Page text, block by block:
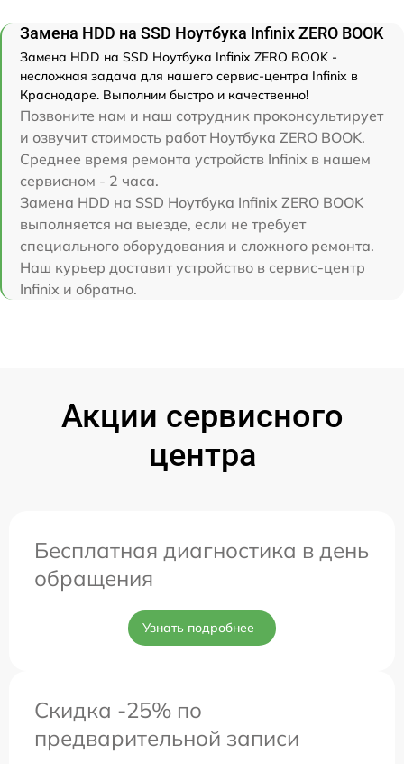
Замена HDD на SSD Ноутбука Infinix ZERO BOOK
Замена HDD на SSD Ноутбука Infinix ZERO BOOK -
несложная задача для нашего сервис-центра Infinix в
Краснодаре. Выполним быстро и качественно!
Позвоните нам и наш сотрудник проконсультирует
и озвучит стоимость работ Ноутбука ZERO BOOK.
Среднее время ремонта устройств Infinix в нашем
сервисном - 2 часа.
Замена HDD на SSD Ноутбука Infinix ZERO BOOK
выполняется на выезде, если не требует
специального оборудования и сложного ремонта.
Наш курьер доставит устройство в сервис-центр
Infinix и обратно.
Акции сервисного
центра
Бесплатная диагностика в день
обращения
Узнать подробнее
Скидка -25% по
предварительной записи